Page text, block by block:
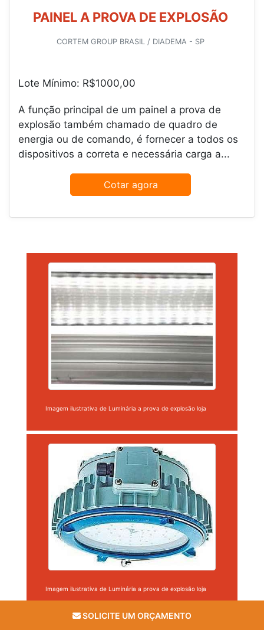
PAINEL A PROVA DE EXPLOSÃO
CORTEM GROUP BRASIL / DIADEMA - SP
Lote Mínimo: R$1000,00
A função principal de um painel a prova de
explosão também chamado de quadro de
energia ou de comando, é fornecer a todos os
dispositivos a correta e necessária carga a...
Cotar agora
Imagem ilustrativa de Luminária a prova de explosão loja
Imagem ilustrativa de Luminária a prova de explosão loja
SOLICITE UM ORÇAMENTO